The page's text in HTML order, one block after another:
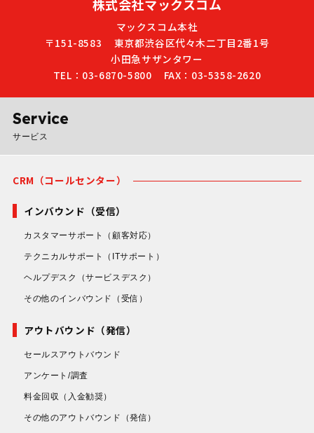
株式会社マックスコム
マックスコム本社
〒151-8583
東京都渋谷区代々木二丁目2番1号
小田急サザンタワー
TEL：03-6870-5800
FAX：03-5358-2620
Service
サービス
CRM（コールセンター）
インバウンド（受信）
カスタマーサポート （顧客対応）
テクニカルサポート （ITサポート）
ヘルプデスク （サービスデスク）
その他のインバウンド （受信）
アウトバウンド（発信）
セールスアウトバウンド
アンケート/調査
料金回収 （入金勧奨）
その他のアウトバウンド （発信）